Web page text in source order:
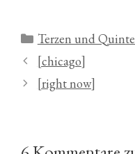
Kategorien
Terzen und
[chicago]
[right now]